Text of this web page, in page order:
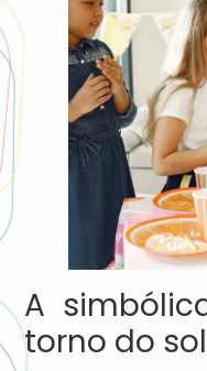
A
torno do sol